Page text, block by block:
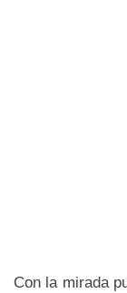
Con la mirada